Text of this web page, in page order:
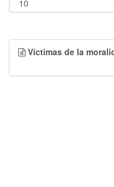
Víctimas de la